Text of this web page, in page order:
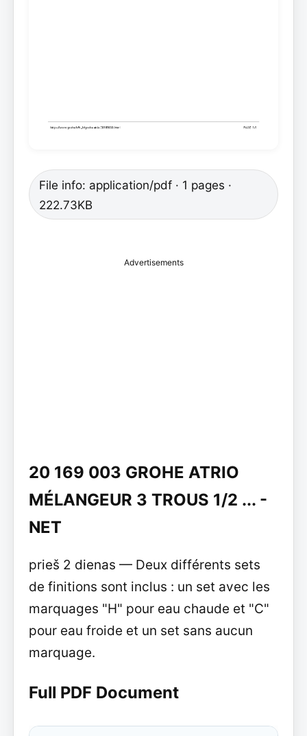
File info: application/pdf · 1 pages ·
222.73KB
Advertisements
20 169 003 GROHE ATRIO
MÉLANGEUR 3 TROUS 1/2 ... -
NET
prieš 2 dienas — Deux différents sets
de finitions sont inclus : un set avec les
marquages "H" pour eau chaude et "C"
pour eau froide et un set sans aucun
marquage.
Full PDF Document